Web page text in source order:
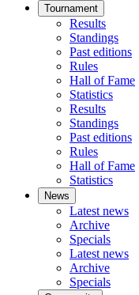
Tournament
Results
Standings
Past editions
Rules
Hall of Fame
Statistics
Results
Standings
Past editions
Rules
Hall of Fame
Statistics
News
Latest news
Archive
Specials
Latest news
Archive
Specials